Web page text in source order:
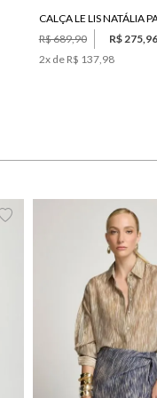
R$ 689,90
R$ 275,96
2x de R$ 137,98